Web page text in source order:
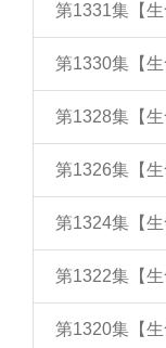
第1331集【
第1330集【
第1328集【
第1326集【
第1324集【
第1322集【
第1320集【